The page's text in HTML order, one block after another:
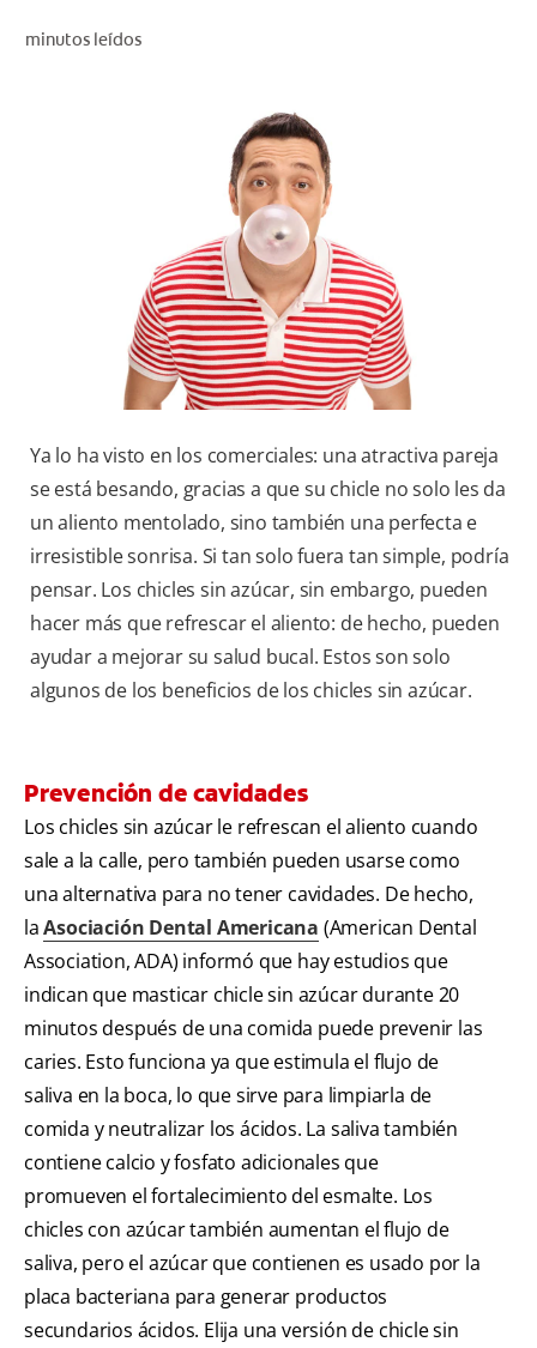
PARA PROFESIONALES
minutos leídos
Ya lo ha visto en los comerciales: una atractiva pareja
se está besando, gracias a que su chicle no solo les da
un aliento mentolado, sino también una perfecta e
irresistible sonrisa. Si tan solo fuera tan simple, podría
pensar. Los chicles sin azúcar, sin embargo, pueden
hacer más que refrescar el aliento: de hecho, pueden
ayudar a mejorar su salud bucal. Estos son solo
algunos de los beneficios de los chicles sin azúcar.
Prevención de cavidades
Los chicles sin azúcar le refrescan el aliento cuando
sale a la calle, pero también pueden usarse como
una alternativa para no tener cavidades. De hecho,
laAsociación Dental Americana (American Dental
Association, ADA) informó que hay estudios que
indican que masticar chicle sin azúcar durante 20
minutos después de una comida puede prevenir las
caries. Esto funciona ya que estimula el flujo de
saliva en la boca, lo que sirve para limpiarla de
comida y neutralizar los ácidos. La saliva también
contiene calcio y fosfato adicionales que
promueven el fortalecimiento del esmalte. Los
chicles con azúcar también aumentan el flujo de
saliva, pero el azúcar que contienen es usado por la
placa bacteriana para generar productos
secundarios ácidos. Elija una versión de chicle sin